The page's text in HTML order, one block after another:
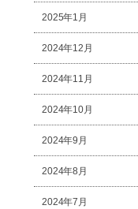
2025年1月
2024年12月
2024年11月
2024年10月
2024年9月
2024年8月
2024年7月